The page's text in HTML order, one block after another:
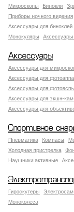
Микроскопы Бинокли
Приборы ночного видения
Аксессуары для биноклей
Монокуляры
Аксессуары
Аксессуары
Аксессуары для
Аксессуары для
Аксессуары для
Аксессуары для экшн-
Аксессуары для
Спортивное
Пневматика Компасы
Холодная пристрелка
Наушники активные
Гироскутеры
Моноколеса